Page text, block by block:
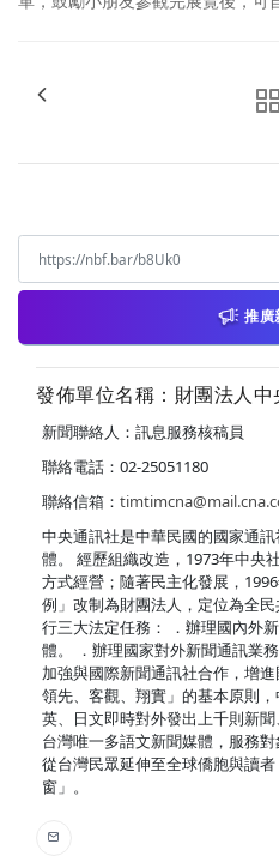
推廣
發佈單位名稱：財團法人
新聞聯絡人：訊息服務核稿員
聯絡電話：02-25051180
聯絡信箱：
中央通訊社是中華民國的國家通
體。 經歷組織改造，1973年中央
方式經營；隨著民主化發展，
例」改制為財團法人，定位為全
行三大法定任務： ．辦理國內外
體。 ．辦理國家對外新聞通訊業
加強與國際新聞通訊社合作，增進
領先、客觀、翔實」的基本原則，
英、日文即時對外發出上千則新
台灣唯一多語文新聞媒體，服務
從台灣民眾延伸至全球僑胞與讀
窗」。